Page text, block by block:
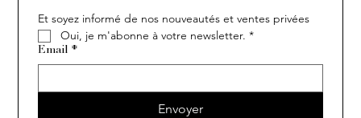
Et soyez informé de nos nouveautés et ventes privées
Oui, je m'abonne à votre newsletter. *
Email *
Envoyer